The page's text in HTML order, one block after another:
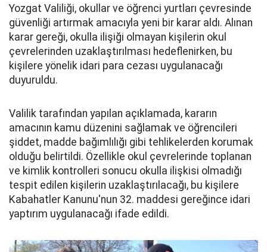
Yozgat Valiliği, okullar ve öğrenci yurtları çevresinde
güvenliği artırmak amacıyla yeni bir karar aldı. Alınan
karar gereği, okulla ilişiği olmayan kişilerin okul
çevrelerinden uzaklaştırılması hedeflenirken, bu
kişilere yönelik idari para cezası uygulanacağı
duyuruldu.
Valilik tarafından yapılan açıklamada, kararın
amacının kamu düzenini sağlamak ve öğrencileri
şiddet, madde bağımlılığı gibi tehlikelerden korumak
olduğu belirtildi. Özellikle okul çevrelerinde toplanan
ve kimlik kontrolleri sonucu okulla ilişkisi olmadığı
tespit edilen kişilerin uzaklaştırılacağı, bu kişilere
Kabahatler Kanunu'nun 32. maddesi gereğince idari
yaptırım uygulanacağı ifade edildi.